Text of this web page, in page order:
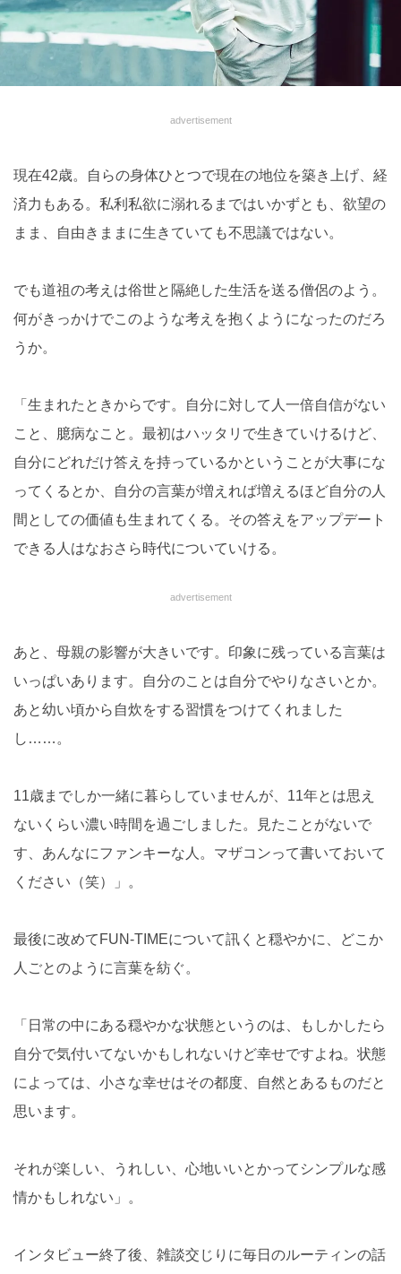
advertisement
現在42歳。自らの身体ひとつで現在の地位を築き上げ、経
済力もある。私利私欲に溺れるまではいかずとも、欲望の
まま、自由きままに生きていても不思議ではない。
でも道祖の考えは俗世と隔絶した生活を送る僧侶のよう。
何がきっかけでこのような考えを抱くようになったのだろ
うか。
「生まれたときからです。自分に対して人一倍自信がない
こと、臆病なこと。最初はハッタリで生きていけるけど、
自分にどれだけ答えを持っているかということが大事にな
ってくるとか、自分の言葉が増えれば増えるほど自分の人
間としての価値も生まれてくる。その答えをアップデート
できる人はなおさら時代についていける。
advertisement
あと、母親の影響が大きいです。印象に残っている言葉は
いっぱいあります。自分のことは自分でやりなさいとか。
あと幼い頃から自炊をする習慣をつけてくれました
し……。
11歳までしか一緒に暮らしていませんが、11年とは思え
ないくらい濃い時間を過ごしました。見たことがないで
す、あんなにファンキーな人。マザコンって書いておいて
ください（笑）」。
最後に改めてFUN-TIMEについて訊くと穏やかに、どこか
人ごとのように言葉を紡ぐ。
「日常の中にある穏やかな状態というのは、もしかしたら
自分で気付いてないかもしれないけど幸せですよね。状態
によっては、小さな幸せはその都度、自然とあるものだと
思います。
それが楽しい、うれしい、心地いいとかってシンプルな感
情かもしれない」。
インタビュー終了後、雑談交じりに毎日のルーティンの話